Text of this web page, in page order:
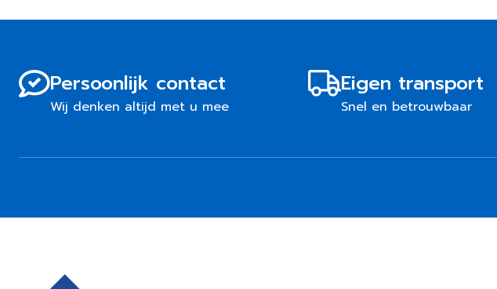
Persoonlijk contact
Wij denken altijd met u mee
Eigen transport
Snel en betrouwbaar